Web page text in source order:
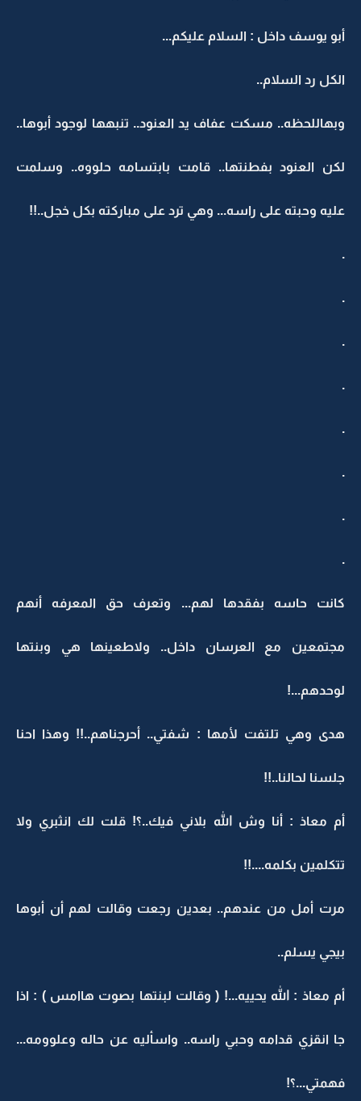
أبو يوسف داخل : السلام عليكم...
الكل رد السلام..
وبهاللحظه.. مسكت عفاف يد العنود.. تنبهها لوجود أبوها..
لكن العنود بفطنتها.. قامت بابتسامه حلووه.. وسلمت
عليه وحبته على راسه... وهي ترد على مباركته بكل خجل..!!
.
.
.
.
.
.
.
.
كانت حاسه بفقدها لهم... وتعرف حق المعرفه أنهم
مجتمعين مع العرسان داخل.. ولاطعينها هي وبنتها
لوحدهم...!
هدى وهي تلتفت لأمها : شفتي.. أحرجناهم..!! وهذا احنا
جلسنا لحالنا..!!
أم معاذ : أنا وش الله بلاني فيك..؟! قلت لك انثبري ولا
تتكلمين بكلمه....!!
مرت أمل من عندهم.. بعدين رجعت وقالت لهم أن أبوها
بيجي يسلم..
أم معاذ : الله يحييه...! ( وقالت لبنتها بصوت هاامس ) : اذا
جا انقزي قدامه وحبي راسه.. واسأليه عن حاله وعلوومه...
فهمتي...؟!